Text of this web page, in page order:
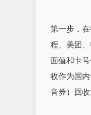
第一步，
程、美团
面值和卡
收作为国
音券）回